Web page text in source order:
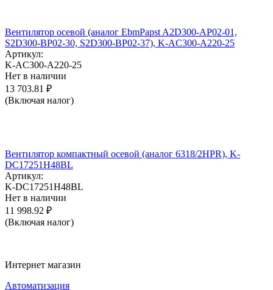
Вентилятор осевой (аналог EbmPapst A2D300-AP02-01,
S2D300-BP02-30, S2D300-BP02-37), K-AC300-A220-25
Артикул:
K-AC300-A220-25
Нет в наличии
13 703.81 ₽
(Включая налог)
Вентилятор компактный осевой (аналог 6318/2HPR), K-
DC17251H48BL
Артикул:
K-DC17251H48BL
Нет в наличии
11 998.92 ₽
(Включая налог)
Интернет магазин
Автоматизация